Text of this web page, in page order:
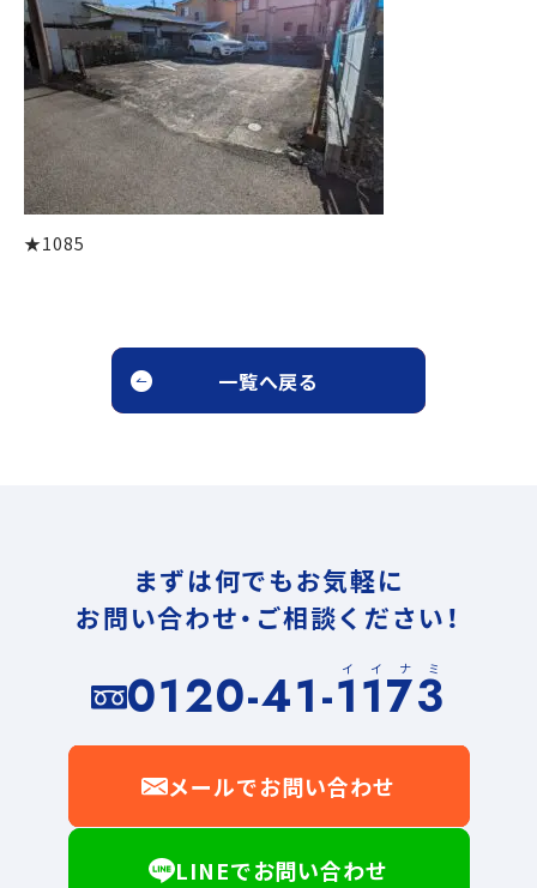
LINEでお問い合わせ
★1085
一覧へ戻る
まずは何でもお気軽に
お問い合わせ・ご相談ください！
イイナミ
0120-41-1173
メールでお問い合わせ
LINEでお問い合わせ